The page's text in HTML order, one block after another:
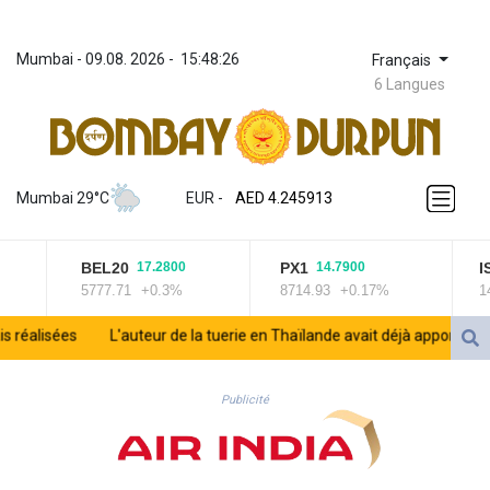
Mumbai - 09.08. 2026 - 15:48:26 Français
6 Langues
Mumbai 29°C EUR -
ZWL 372.275202
AED 4.245913
AFN 76.887634
AMD 422.094755
AOA 1060.176801
ARS 1724.882567
AUD 1.638747
AZN 1.97002
BAM 1.955776
BBD 2.321671
BDT 142.688227
BEL20 17.2800
5777.71 +0.3%
PX1 14.7900
8714.93 +0.17%
L'auteur de la tuerie en Thaïlande avait déjà apporté une
Publicité